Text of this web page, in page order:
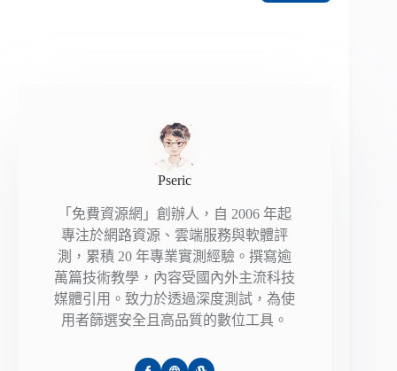
Pseric
「免費資源網」創辦人，自 2006 年起
專注於網路資源、雲端服務與軟體評
測，累積 20 年專業實測經驗。撰寫逾
萬篇技術教學，內容受國內外主流科技
媒體引用。致力於透過深度測試，為使
用者篩選安全且高品質的數位工具。